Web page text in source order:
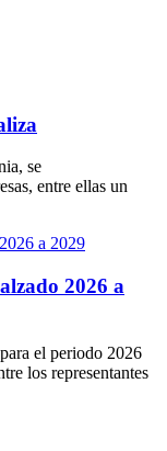
se
entre ellas un
2026 a
el periodo 2026
los representantes